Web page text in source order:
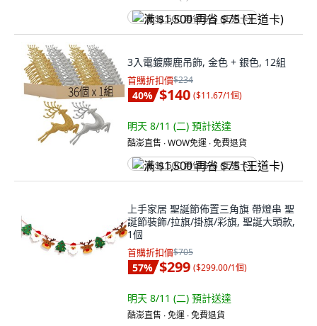
满 $1,500 再省 $75 (王道卡)
3入電鍍麋鹿吊飾, 金色 + 銀色, 12組
首購折扣價$234
40% $140 ($11.67/1個)
明天 8/11 (二) 預計送達
酷澎直售 ∙ WOW免運 ∙ 免費退貨
满 $1,500 再省 $75 (王道卡)
上手家居 聖誕節佈置三角旗 帶燈串 聖
誕節裝飾/拉旗/掛旗/彩旗, 聖誕大頭款,
1個
首購折扣價$705
57% $299 ($299.00/1個)
明天 8/11 (二) 預計送達
酷澎直售 ∙ 免運 ∙ 免費退貨